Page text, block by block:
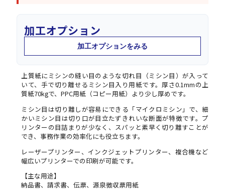
加工オプション
加工オプションをみる
上質紙にミシンの縫い目のような切れ目（ミシン目）が入って
いて、手で切り離せるミシン目入り用紙です。厚さ0.1mmの上
質紙70kgで、PPC用紙（コピー用紙）より少し厚めです。
ミシン目は切り離しが容易にできる「マイクロミシン」で、細
かいミシン目は切り口が目立たずきれいな断面が特徴です。プ
リンターの目詰まりが少なく、スパッと素早く切り離すことが
でき、事務作業の効率化にも役立ちます。
レーザープリンター、インクジェットプリンター、複合機など
幅広いプリンターでの印刷が可能です。
【主な用途】
納品書、請求書、伝票、源泉徴収票用紙